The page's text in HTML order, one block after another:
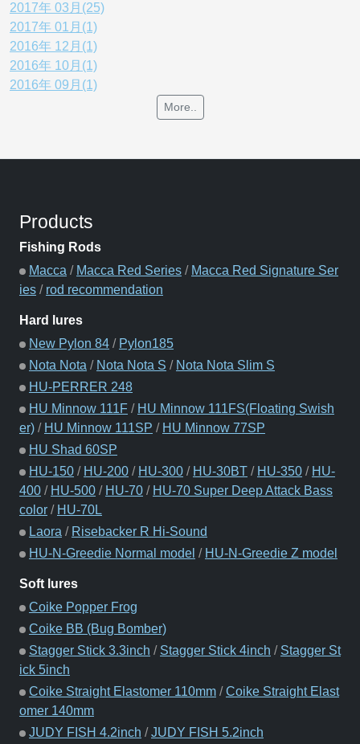
2017年 03月(25)
2017年 01月(1)
2016年 12月(1)
2016年 10月(1)
2016年 09月(1)
More..
Products
Fishing Rods
Macca / Macca Red Series / Macca Red Signature Ser
ies / rod recommendation
Hard lures
New Pylon 84 / Pylon185
Nota Nota / Nota Nota S / Nota Nota Slim S
HU-PERRER 248
HU Minnow 111F / HU Minnow 111FS(Floating Swish
er) / HU Minnow 111SP / HU Minnow 77SP
HU Shad 60SP
HU-150 / HU-200 / HU-300 / HU-30BT / HU-350 / HU-
400 / HU-500 / HU-70 / HU-70 Super Deep Attack Bass
color / HU-70L
Laora / Risebacker R Hi-Sound
HU-N-Greedie Normal model / HU-N-Greedie Z model
Soft lures
Coike Popper Frog
Coike BB (Bug Bomber)
Stagger Stick 3.3inch / Stagger Stick 4inch / Stagger St
ick 5inch
Coike Straight Elastomer 110mm /Coike Straight Elast
omer 140mm
JUDY FISH 4.2inch /JUDY FISH 5.2inch